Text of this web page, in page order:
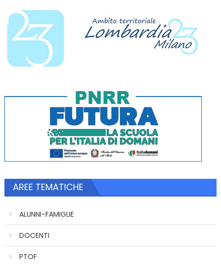
AREE TEMATICHE
ALUNNI-FAMIGLIE
DOCENTI
PTOF